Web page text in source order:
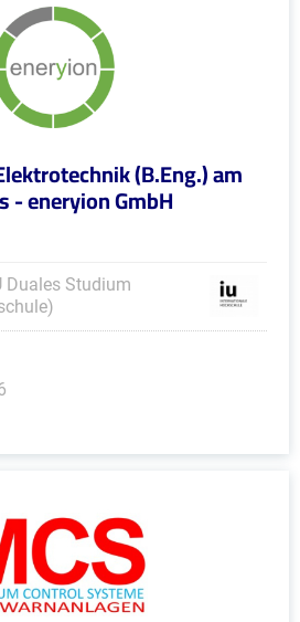
(B.Eng.) am
- eneryion GmbH
Duales Studium